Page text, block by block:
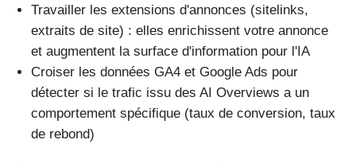
Travailler les extensions d'annonces (sitelinks,
extraits de site) : elles enrichissent votre annonce
et augmentent la surface d'information pour l'IA
Croiser les données GA4 et Google Ads pour
détecter si le trafic issu des AI Overviews a un
comportement spécifique (taux de conversion, taux
de rebond)